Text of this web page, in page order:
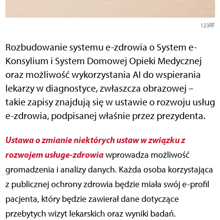
123RF
Rozbudowanie systemu e-zdrowia o System e-
Konsylium i System Domowej Opieki Medycznej
oraz możliwość wykorzystania AI do wspierania
lekarzy w diagnostyce, zwłaszcza obrazowej –
takie zapisy znajdują się w ustawie o rozwoju usług
e-zdrowia, podpisanej właśnie przez prezydenta.
Ustawa o zmianie niektórych ustaw w związku z
rozwojem usługe-zdrowiawprowadza możliwość
gromadzenia i analizy danych. Każda osoba korzystająca
z publicznej ochrony zdrowia będzie miała swój e-profil
pacjenta, który będzie zawierał dane dotyczące
przebytych wizyt lekarskich oraz wyniki badań.